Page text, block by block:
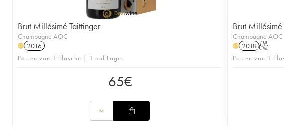
Brut Millésimé Taittinger
Champagne AOC
H 2016
Posten von 1 Flasche | 1 auf Lager
65€
Brut Millésimé
Champagne AOC
H 2018 T
Posten von 1